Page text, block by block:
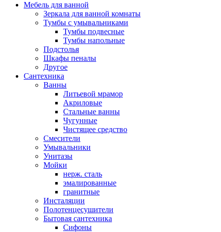
Мебель для ванной
Зеркала для ванной комнаты
Тумбы с умывальниками
Тумбы подвесные
Тумбы напольные
Подстолья
Шкафы пеналы
Другое
Сантехника
Ванны
Литьевой мрамор
Акриловые
Стальные ванны
Чугунные
Чистящее средство
Смесители
Умывальники
Унитазы
Мойки
нерж. сталь
эмалированные
гранитные
Инсталяции
Полотенцесушители
Бытовая сантехника
Сифоны